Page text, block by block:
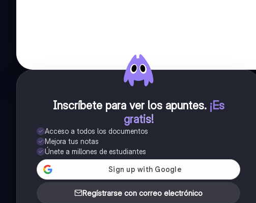
Inscríbete para ver los apuntes. ¡Es
gratis!
Acceso a todos los documentos
Mejora tus notas
Únete a millones de estudiantes
Regístrarse con correo electrónico